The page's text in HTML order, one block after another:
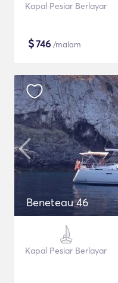
Kapal Pesiar Berlayar
$746 /malam
Beneteau 46
Kapal Pesiar Berlayar